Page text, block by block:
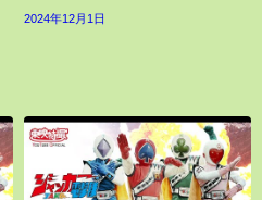
2024年12月1日